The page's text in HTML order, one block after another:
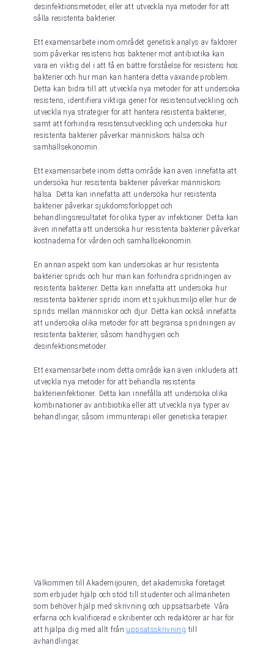
desinfektionsmetoder, eller att utveckla nya metoder för att
sålla resistenta bakterier.
Ett examensarbete inom området genetisk analys av faktorer
som påverkar resistens hos bakterier mot antibiotika kan
vara en viktig del i att få en bättre förståelse för resistens hos
bakterier och hur man kan hantera detta växande problem.
Detta kan bidra till att utveckla nya metoder för att undersöka
resistens, identifiera viktiga gener för resistensutveckling och
utveckla nya strategier för att hantera resistenta bakterier,
samt att förhindra resistensutveckling och undersöka hur
resistenta bakterier påverkar människors hälsa och
samhällsekonomin.
Ett examensarbete inom detta område kan även innefatta att
undersöka hur resistenta bakterier påverkar människors
hälsa. Detta kan innefatta att undersöka hur resistenta
bakterier påverkar sjukdomsförloppet och
behandlingsresultatet för olika typer av infektioner. Detta kan
även innefatta att undersöka hur resistenta bakterier påverkar
kostnaderna för vården och samhällsekonomin.
En annan aspekt som kan undersökas är hur resistenta
bakterier sprids och hur man kan förhindra spridningen av
resistenta bakterier. Detta kan innefatta att undersöka hur
resistenta bakterier sprids inom ett sjukhusmiljö eller hur de
sprids mellan människor och djur. Detta kan också innefatta
att undersöka olika metoder för att begränsa spridningen av
resistenta bakterier, såsom handhygien och
desinfektionsmetoder.
Ett examensarbete inom detta område kan även inkludera att
utveckla nya metoder för att behandla resistenta
bakterieinfektioner. Detta kan innefålla att undersöka olika
kombinationer av antibiotika eller att utveckla nya typer av
behandlingar, såsom immunterapi eller genetiska terapier.
Välkommen till Akademijouren, det akademiska företaget
som erbjuder hjälp och stöd till studenter och allmänheten
som behöver hjälp med skrivning och uppsatsarbete. Våra
erfarna och kvalificerad e skribenter och redaktörer är här för
att hjälpa dig med allt från uppsatsskrivning till
avhandlingar.